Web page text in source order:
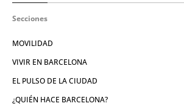
Secciones
MOVILIDAD
VIVIR EN BARCELONA
EL PULSO DE LA CIUDAD
¿QUIÉN HACE BARCELONA?